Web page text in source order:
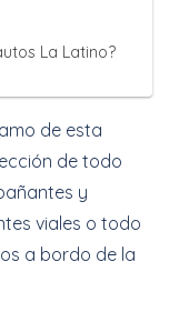
La Latino?
de esta
de todo
y
viales o todo
a bordo de la